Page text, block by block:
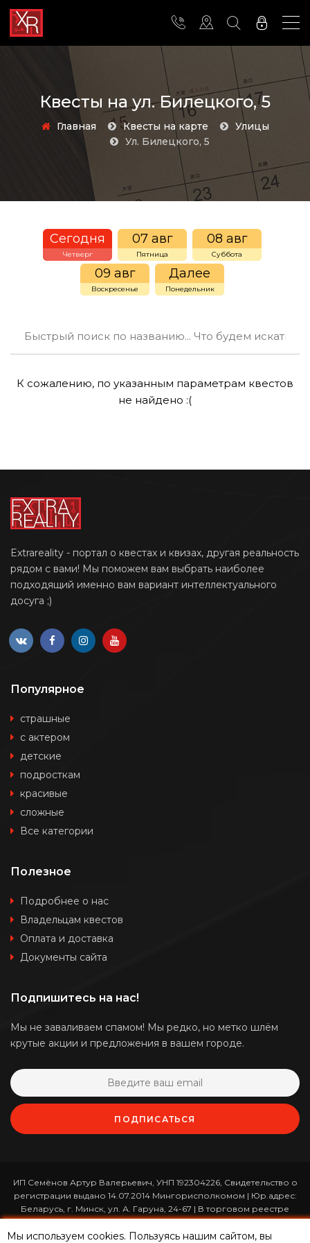
Квесты на ул. Билецкого, 5
Главная Квесты на карте
Улицы
ул. Билецкого, 5
Сегодня
Четверг
07 авг
Пятница
08 авг
Суббота
09 авг
Воскресенье
Далее
Понедельник
К сожалению, по указанным параметрам квестов
не найдено :(
Extrareality - портал о квестах и квизах, другая реальность
рядом с вами! Мы поможем вам выбрать наиболее
подходящий именно вам вариант интеллектуального
досуга ;)
Популярное
страшные
с актером
детские
подросткам
красивые
сложные
Все категории
Полезное
Подробнее о нас
Владельцам квестов
Оплата и доставка
Документы сайта
Подпишитесь на нас!
Мы не заваливаем спамом! Мы редко, но метко шлём
крутые акции и предложения в вашем городе.
ПОДПИСАТЬСЯ
ИП Семёнов Артур Валерьевич, УНП 192304226, Свидетельство о
регистрации выдано 14.07.2014 Мингорисполкомом | Юр.адрес:
Беларусь, г. Минск, ул. А. Гаруна, 24-67 | В торговом реестре
зарегистрирован 26.01.2017 за номером 365820 | Режим работы:
ежедневно с 10:00 до 19:00 (приём заказов онлайн -
Мы используем cookies. Пользуясь нашим сайтом, вы